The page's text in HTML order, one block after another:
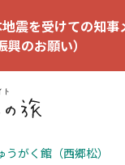
震を受けての知事
興のお願い）
うがく館（西郷松）